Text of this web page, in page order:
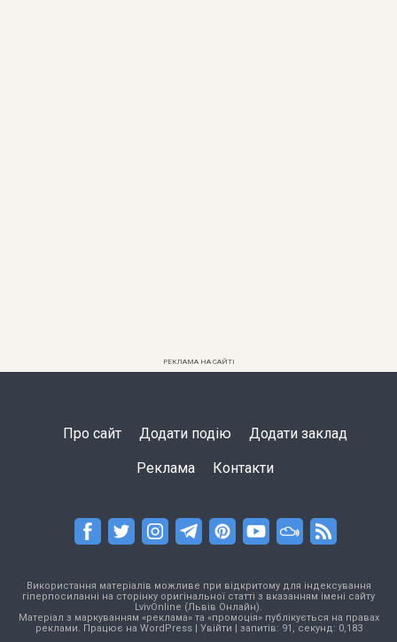
РЕКЛАМА НА САЙТІ
Про сайт Додати подію Додати заклад
Реклама Контакти
Використання матеріалів можливе при відкритому для індексування
гіперпосиланні на сторінку оригінальної статті з вказанням імені сайту
LvivOnline (Львів Онлайн).
Матеріал з маркуванням «реклама» та «промоція» публікується на правах
реклами. Працює на WordPress| Увійти | запитів: 91, секунд: 0,183